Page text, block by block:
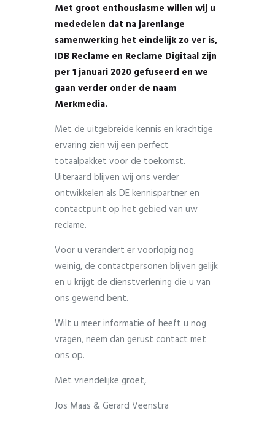
Met groot enthousiasme willen wij u
mededelen dat na jarenlange
samenwerking het eindelijk zo ver is,
IDB Reclame en Reclame Digitaal zijn
per 1 januari 2020 gefuseerd en we
gaan verder onder de naam
Merkmedia.
Met de uitgebreide kennis en krachtige
ervaring zien wij een perfect
totaalpakket voor de toekomst.
Uiteraard blijven wij ons verder
ontwikkelen als DE kennispartner en
contactpunt op het gebied van uw
reclame.
Voor u verandert er voorlopig nog
weinig, de contactpersonen blijven gelijk
en u krijgt de dienstverlening die u van
ons gewend bent.
Wilt u meer informatie of heeft u nog
vragen, neem dan gerust contact met
ons op.
Met vriendelijke groet,
Jos Maas & Gerard Veenstra